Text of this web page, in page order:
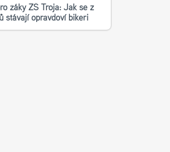
žáky ZŠ Troja: Jak se z
stávají opravdoví bikeři